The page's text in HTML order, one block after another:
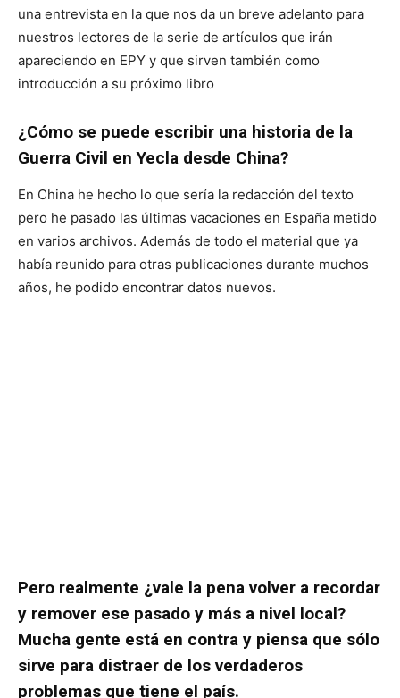
una entrevista en la que nos da un breve adelanto para
nuestros lectores de la serie de artículos que irán
apareciendo en EPY y que sirven también como
introducción a su próximo libro
¿Cómo se puede escribir una historia de la
Guerra Civil en Yecla desde China?
En China he hecho lo que sería la redacción del texto
pero he pasado las últimas vacaciones en España metido
en varios archivos. Además de todo el material que ya
había reunido para otras publicaciones durante muchos
años, he podido encontrar datos nuevos.
Pero realmente ¿vale la pena volver a recordar
y remover ese pasado y más a nivel local?
Mucha gente está en contra y piensa que sólo
sirve para distraer de los verdaderos
problemas que tiene el país.